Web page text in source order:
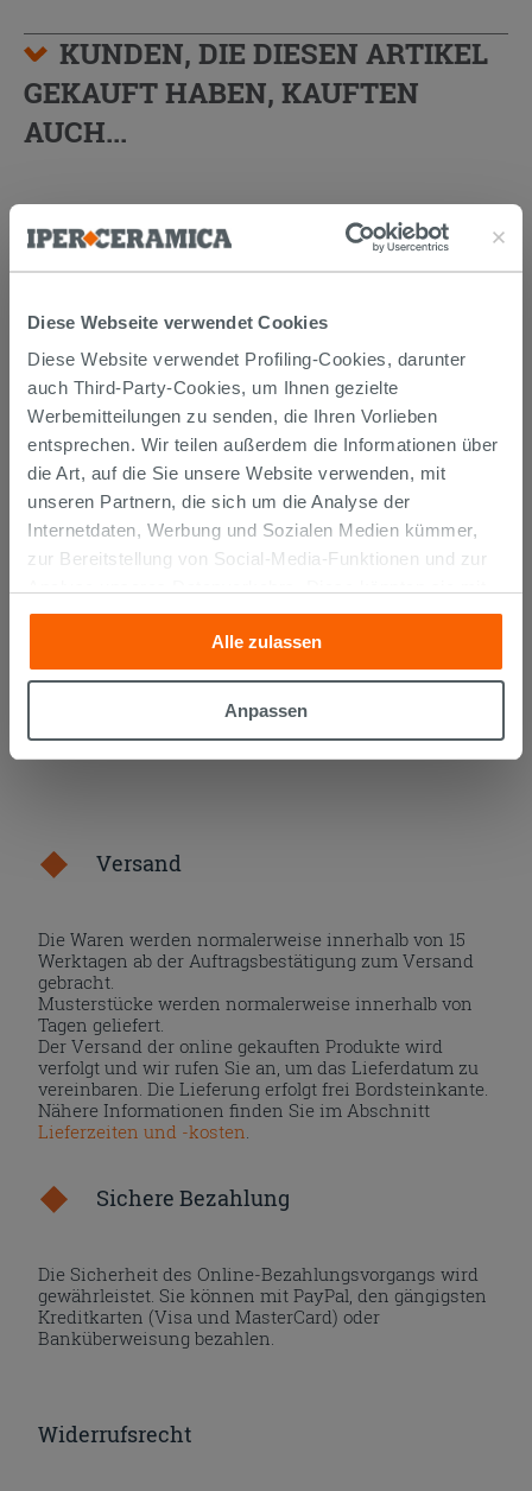
Diese Webseite verwendet Cookies
Diese Website verwendet Profiling-Cookies, darunter
auch Third-Party-Cookies, um Ihnen gezielte
Werbemitteilungen zu senden, die Ihren Vorlieben
entsprechen. Wir teilen außerdem die Informationen über
die Art, auf die Sie unsere Website verwenden, mit
unseren Partnern, die sich um die Analyse der
Internetdaten, Werbung und Sozialen Medien kümmer,
zur Bereitstellung von Social-Media-Funktionen und zur
anderen Informationen, die Sie ihnen geliefert haben oder
die sie aufgrund Ihrer Verwendung ihrer Dienste
gesammelt haben, kombinieren. Falls Sie mehr wissen
möchten oder Ihre Zustimmung zu allen oder einigen
Zustimmung kann durch Klicken auf die Schaltfläche
Alle zulassen
Anpassen
KUNDEN, DIE DIESEN ARTIKEL
GEKAUFT HABEN, KAUFTEN
AUCH...
SIPHON PLATZSPAREND
WASCHTISCH AUS POLYPROPYLEN
WEISS
12,90 € /STK.
IN DEN WARENKORB LEGEN
Versand
Die Waren werden normalerweise innerhalb von 15
Werktagen ab der Auftragsbestätigung zum Versand
gebracht.
Musterstücke werden normalerweise innerhalb von
Tagen geliefert.
Der Versand der online gekauften Produkte wird
verfolgt und wir rufen Sie an, um das Lieferdatum zu
vereinbaren. Die Lieferung erfolgt frei Bordsteinkante.
Nähere Informationen finden Sie im Abschnitt
Lieferzeiten und -kosten
Sichere Bezahlung
Die Sicherheit des Online-Bezahlungsvorgangs wird
gewährleistet. Sie können mit PayPal, den gängigsten
Kreditkarten (Visa und MasterCard) oder
Banküberweisung bezahlen.
Widerrufsrecht